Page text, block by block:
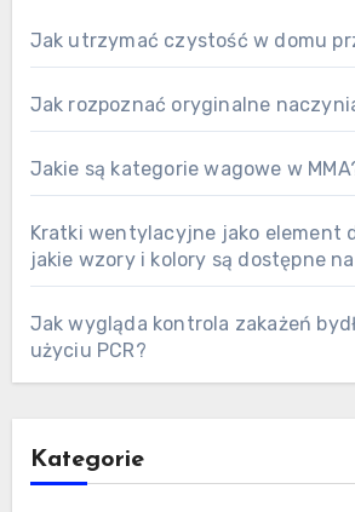
Jak utrzymać czystość w domu
Jak rozpoznać oryginalne
Jakie są kategorie wagowe w
Kratki wentylacyjne jako element
jakie wzory i kolory są dostępne
Jak wygląda kontrola zakażeń
użyciu PCR?
Kategorie